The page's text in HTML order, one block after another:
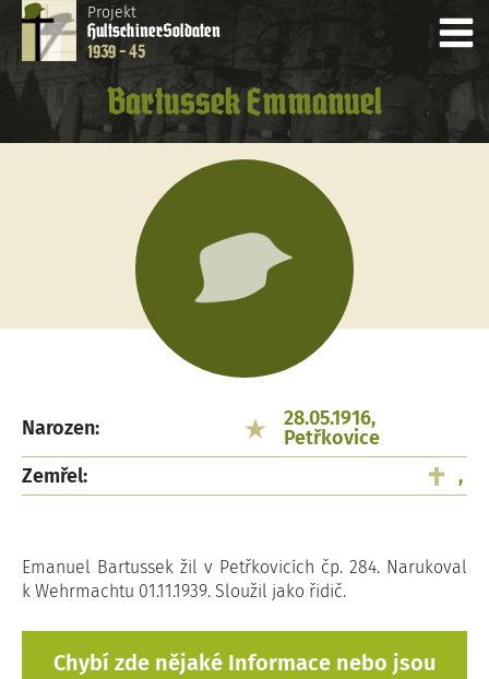
Projekt
HultschinerSoldaten
1939 - 45
Bartussek Emmanuel
Narozen:
28.05.1916,
Petřkovice
Zemřel:
,
Emanuel Bartussek žil v Petřkovicích čp. 284. Narukoval
k Wehrmachtu 01.11.1939. Sloužil jako řidič.
Chybí zde nějaké Informace nebo jsou